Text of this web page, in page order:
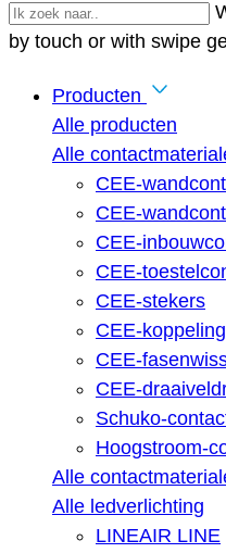
by touch or with swipe
Producten
Alle producten
Alle
CEE-
CEE-
CEE-
CEE-
CEE-stekers
CEE-
CEE-
CEE-
Schuko-
Hoogstroom-
Alle
Alle ledverlichting
LINEAIR LINE